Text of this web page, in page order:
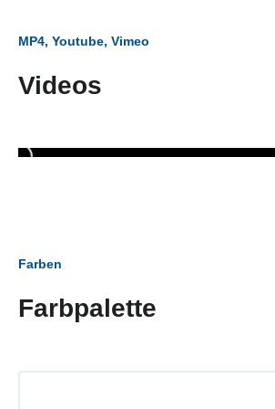
MP4, Youtube, Vimeo
Videos
Farben
Farbpalette